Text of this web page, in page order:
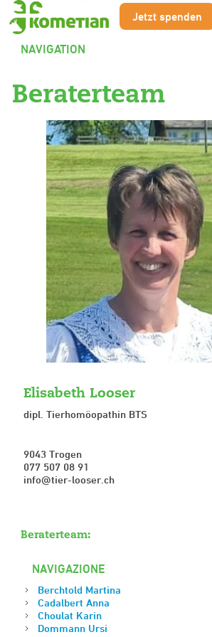
Jetzt spenden
NAVIGATION
Beraterteam
Elisabeth Looser
dipl. Tierhomöopathin BTS
9043 Trogen
077 507 08 91
info@tier-looser.ch
Beraterteam:
NAVIGAZIONE
Berchtold Martina
Cadalbert Anna
Choulat Karin
Dommann Ursi